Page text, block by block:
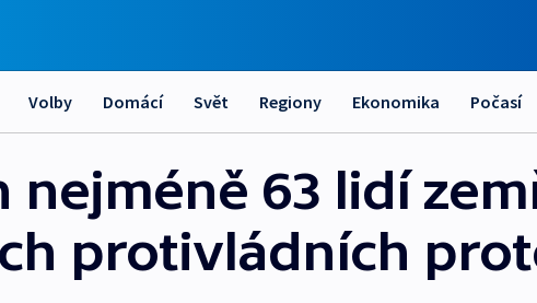
Volby Domácí Svět Regiony Ekonomika Počasí
nejméně 63 lidí
protivládních